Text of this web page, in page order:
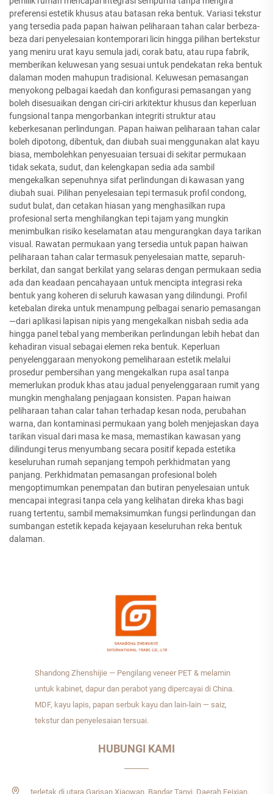
preferensi estetik khusus atau batasan reka bentuk. Variasi tekstur
yang tersedia pada papan haiwan peliharaan tahan calar berbeza-
beza dari penyelesaian kontemporari licin hingga pilihan bertekstur
yang meniru urat kayu semula jadi, corak batu, atau rupa fabrik,
memberikan keluwesan yang sesuai untuk pendekatan reka bentuk
dalaman moden mahupun tradisional. Keluwesan pemasangan
menyokong pelbagai kaedah dan konfigurasi pemasangan yang
boleh disesuaikan dengan ciri-ciri arkitektur khusus dan keperluan
fungsional tanpa mengorbankan integriti struktur atau
keberkesanan perlindungan. Papan haiwan peliharaan tahan calar
boleh dipotong, dibentuk, dan diubah suai menggunakan alat kayu
biasa, membolehkan penyesuaian tersuai di sekitar permukaan
tidak sekata, sudut, dan kelengkapan sedia ada sambil
mengekalkan sepenuhnya sifat perlindungan di kawasan yang
diubah suai. Pilihan penyelesaian tepi termasuk profil condong,
sudut bulat, dan cetakan hiasan yang menghasilkan rupa
profesional serta menghilangkan tepi tajam yang mungkin
menimbulkan risiko keselamatan atau mengurangkan daya tarikan
visual. Rawatan permukaan yang tersedia untuk papan haiwan
peliharaan tahan calar termasuk penyelesaian matte, separuh-
berkilat, dan sangat berkilat yang selaras dengan permukaan sedia
ada dan keadaan pencahayaan untuk mencipta integrasi reka
bentuk yang koheren di seluruh kawasan yang dilindungi. Profil
ketebalan direka untuk menampung pelbagai senario pemasangan
—dari aplikasi lapisan nipis yang mengekalkan nisbah sedia ada
hingga panel tebal yang memberikan perlindungan lebih hebat dan
kehadiran visual sebagai elemen reka bentuk. Keperluan
penyelenggaraan menyokong pemeliharaan estetik melalui
prosedur pembersihan yang mengekalkan rupa asal tanpa
memerlukan produk khas atau jadual penyelenggaraan rumit yang
mungkin menghalang penjagaan konsisten. Papan haiwan
peliharaan tahan calar tahan terhadap kesan noda, perubahan
warna, dan kontaminasi permukaan yang boleh menjejaskan daya
tarikan visual dari masa ke masa, memastikan kawasan yang
dilindungi terus menyumbang secara positif kepada estetika
keseluruhan rumah sepanjang tempoh perkhidmatan yang
panjang. Perkhidmatan pemasangan profesional boleh
mengoptimumkan penempatan dan butiran penyelesaian untuk
mencapai integrasi tanpa cela yang kelihatan direka khas bagi
ruang tertentu, sambil memaksimumkan fungsi perlindungan dan
sumbangan estetik kepada kejayaan keseluruhan reka bentuk
dalaman.
Shandong Zhenshijie — Pengilang veneer PET & melamin
untuk kabinet, dapur dan perabot yang dipercayai di China.
MDF, kayu lapis, papan serbuk kayu dan lain-lain — saiz,
tekstur dan penyelesaian tersuai.
HUBUNGI KAMI
terletak di utara Garisan Xiaowan, Bandar Tanyi, Daerah Feixian,